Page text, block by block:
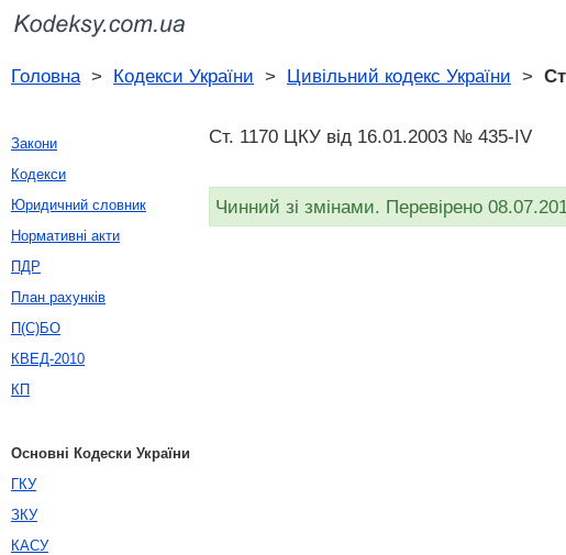
Головна> Кодекси України > Цивільний кодекс України >
Ст. 1170 ЦКУ від 16.01.2003 № 435-IV
Чинний зі змінами. Перевірено
Закони
Кодекси
Юридичний словник
Нормативні акти
ПДР
План рахунків
П(С)БО
КВЕД-2010
КП
Основні Кодески України
ГКУ
ЗКУ
КАСУ